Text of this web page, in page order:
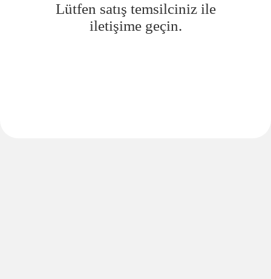
Lütfen satış temsilciniz ile
iletişime geçin.